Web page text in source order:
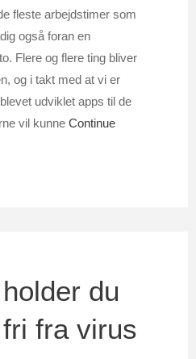
fleste arbejdstimer som
også foran en
Flere og flere ting bliver
og i takt med at vi er
udviklet apps til de
vil kunne Continue
du
fra virus